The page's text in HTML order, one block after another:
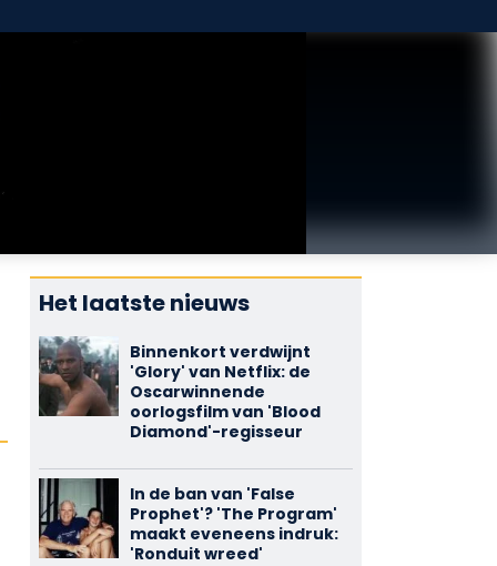
Het laatste nieuws
Binnenkort verdwijnt
'Glory' van Netflix: de
Oscarwinnende
oorlogsfilm van 'Blood
Diamond'-regisseur
In de ban van 'False
Prophet'? 'The Program'
maakt eveneens indruk:
'Ronduit wreed'